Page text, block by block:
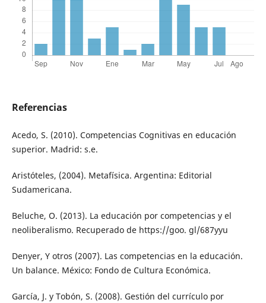
Referencias
Acedo, S. (2010). Competencias Cognitivas en educación
superior. Madrid: s.e.
Aristóteles, (2004). Metafísica. Argentina: Editorial
Sudamericana.
Beluche, O. (2013). La educación por competencias y el
neoliberalismo. Recuperado de https://goo. gl/687yyu
Denyer, Y otros (2007). Las competencias en la educación.
Un balance. México: Fondo de Cultura Económica.
García, J. y Tobón, S. (2008). Gestión del currículo por